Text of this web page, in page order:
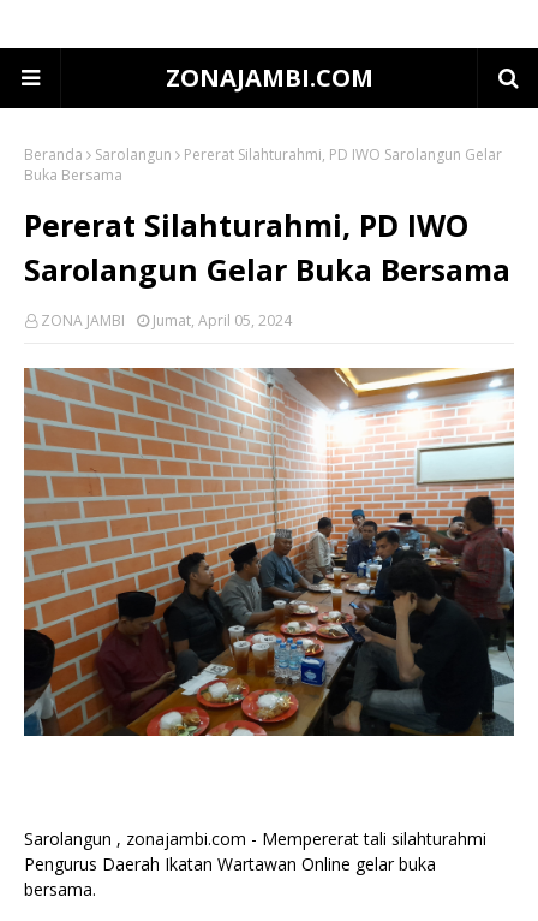
ZONAJAMBI.COM
Beranda Sarolangun
Pererat Silahturahmi, PD IWO Sarolangun Gelar
Buka Bersama
Pererat Silahturahmi, PD IWO
Sarolangun Gelar Buka Bersama
ZONA JAMBI Jumat, April 05, 2024
Sarolangun , zonajambi.com - Mempererat tali silahturahmi
Pengurus Daerah Ikatan Wartawan Online gelar buka
bersama.